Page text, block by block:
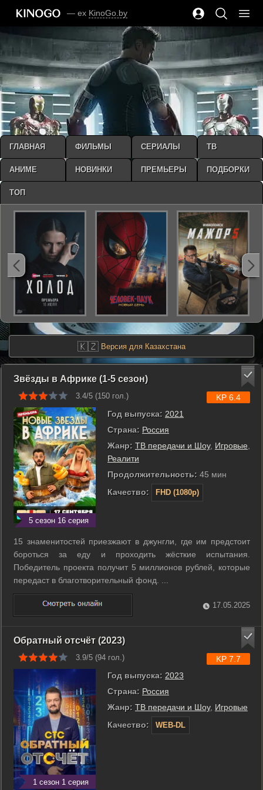
— ex KinoGo.by
🇰🇿 Версия для Казахстана
Звёзды в Африке (1-5 сезон)
3.4/5 (150 гол.)
5 сезон 16 серия
Год выпуска: 2021
Страна: Россия
Жанр: ТВ передачи и Шоу, Игровые
Реалити
Продолжительность: 45 мин
Качество:
FHD (1080p)
KP 6.4
15 знаменитостей приезжают в джунгли, где им предстоит
бороться за еду и проходить жёсткие испытания.
Победитель проекта получит 5 миллионов рублей, которые
передаст в благотворительный фонд. ...
17.05.2025
Обратный отсчёт (2023)
3.9/5 (94 гол.)
1 сезон 1 серия
Год выпуска: 2023
Страна: Россия
Жанр: ТВ передачи и Шоу, Игровые
Качество:
WEB-DL
KP 7.7
ГЛАВНАЯ ФИЛЬМЫ СЕРИАЛЫ ТВ
АНИМЕ НОВИНКИ ПРЕМЬЕРЫ ПОДБОРКИ
ТОП